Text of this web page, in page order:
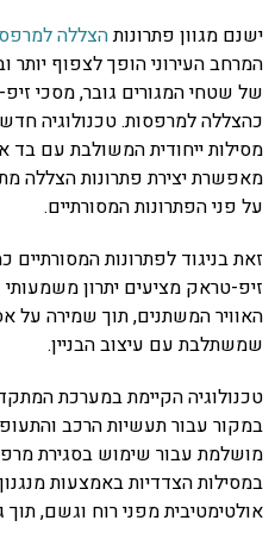
ישנם מגוון פתרונותהצללה
המרחב העירוני הופך לצפוף יותר
של שטחי המגורים גובר, מסכי
כהצללה למרפסות. טכנולוגיה
מסילות ייחודית המשולבת עם בד
מאפשרת יצירת פתרונות הצללה
על פני הפתרונות המסורתיים.
זאת בניגוד לפתרונות המסורתיים
זיפ-טראק מציעים יתרון
האוויר המשתנים, תוך שמירה על
שמשתלבת עם עיצוב הבניין.
טכנולוגיה הקיימת במערכת
במקור עבור תעשיות הרכב
מושלמת עבור שימוש בסגירת
במסילות הצדדיות באמצעות
אולטימטיבית מפני רוח וגשם,